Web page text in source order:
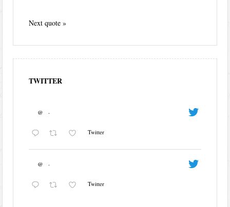
Next quote »
TWITTER
@ ·
Twitter
@ ·
Twitter